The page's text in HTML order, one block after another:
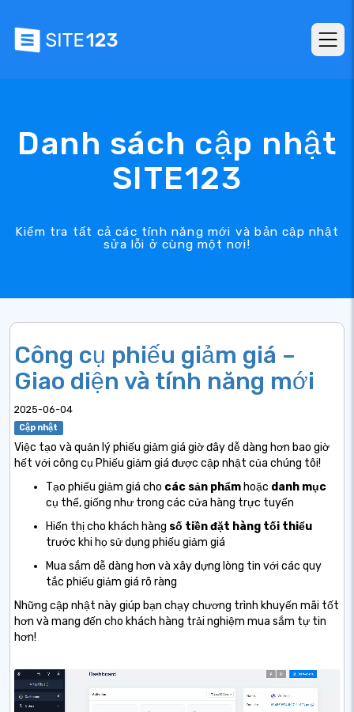
Danh sách cập nhật
SITE123
Kiểm tra tất cả các tính năng mới và bản cập nhật
sửa lỗi ở cùng một nơi!
Công cụ phiếu giảm giá –
Giao diện và tính năng mới
2025-06-04
Cập nhật
Việc tạo và quản lý phiếu giảm giá giờ đây dễ dàng hơn bao giờ
hết với công cụ Phiếu giảm giá được cập nhật của chúng tôi!
Tạo phiếu giảm giá cho các sản phẩm hoặc danh mục
cụ thể, giống như trong các cửa hàng trực tuyến
Hiển thị cho khách hàng số tiền đặt hàng tối thiểu
trước khi họ sử dụng phiếu giảm giá
Mua sắm dễ dàng hơn và xây dựng lòng tin với các quy
tắc phiếu giảm giá rõ ràng
Những cập nhật này giúp bạn chạy chương trình khuyến mãi tốt
hơn và mang đến cho khách hàng trải nghiệm mua sắm tự tin
hơn!